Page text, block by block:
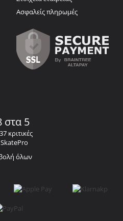
Ασφαλείς πληρωμές
στα 5
κριτικές
όλων